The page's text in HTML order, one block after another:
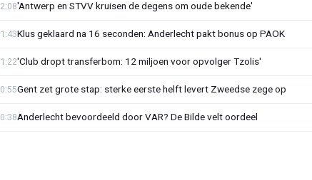
'Antwerp en STVV kruisen de degens om oude bekende'
Klus geklaard na 16 seconden: Anderlecht pakt bonus op PAOK
'Club dropt transferbom: 12 miljoen voor opvolger Tzolis'
Gent zet grote stap: sterke eerste helft levert Zweedse zege op
Anderlecht bevoordeeld door VAR? De Bilde velt oordeel